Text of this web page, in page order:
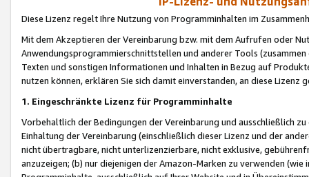
Diese Lizenz regelt Ihre Nutzung von Programminhalten im
Mit dem Akzeptieren der Vereinbarung bzw. mit dem Aufrufen oder
Anwendungsprogrammierschnittstellen und anderer Tools (zusammen
Texten und sonstigen Informationen und Inhalten in Bezug auf
nutzen können, erklären Sie sich damit einverstanden, an diese Lizenz
1. Eingeschränkte Lizenz für Programminhalte
Vorbehaltlich der Bedingungen der Vereinbarung und ausschließlich
Einhaltung der Vereinbarung (einschließlich dieser Lizenz und der
nicht übertragbare, nicht unterlizenzierbare, nicht exklusive,
anzuzeigen; (b) nur diejenigen der Amazon-Marken zu verwenden